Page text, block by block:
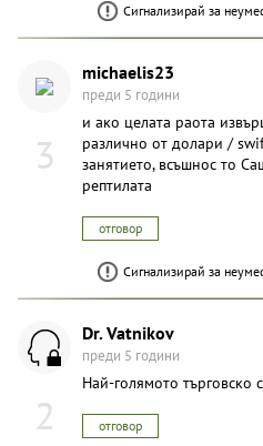
Сигнализирай за
3
michaelis23
преди 5 години
и ако целата раота
различно от долари /
занятието, всъшнос то
рептилата
отговор
Сигнализирай за
2
Dr. Vatnikov
преди 5 години
Най-голямото търговско
отговор